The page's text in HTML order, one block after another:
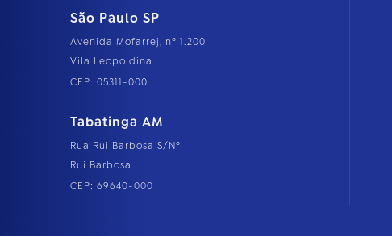
São Paulo SP
Avenida Mofarrej, nº 1.200
Vila Leopoldina
CEP: 05311-000
Tabatinga AM
Rua Rui Barbosa S/Nº
Rui Barbosa
CEP: 69640-000